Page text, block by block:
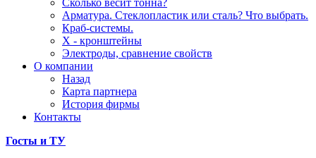
Сколько весит тонна?
Арматура. Стеклопластик или сталь? Что выбрать.
Краб-системы.
Х - кронштейны
Электроды, сравнение свойств
О компании
Назад
Карта партнера
История фирмы
Контакты
Госты и ТУ